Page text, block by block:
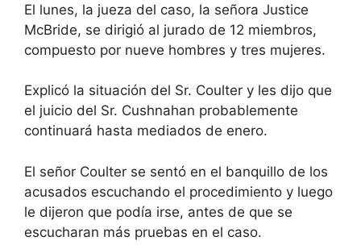
El lunes, la jueza del caso, la señora Justice
McBride, se dirigió al jurado de 12 miembros,
compuesto por nueve hombres y tres mujeres.
Explicó la situación del Sr. Coulter y les dijo que
el juicio del Sr. Cushnahan probablemente
continuará hasta mediados de enero.
El señor Coulter se sentó en el banquillo de los
acusados ​​escuchando el procedimiento y luego
le dijeron que podía irse, antes de que se
escucharan más pruebas en el caso.